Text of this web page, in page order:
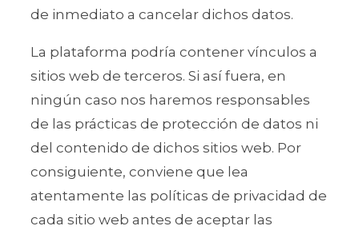
de inmediato a cancelar dichos datos.
La plataforma podría contener vínculos a
sitios web de terceros. Si así fuera, en
ningún caso nos haremos responsables
de las prácticas de protección de datos ni
del contenido de dichos sitios web. Por
consiguiente, conviene que lea
atentamente las políticas de privacidad de
cada sitio web antes de aceptar las